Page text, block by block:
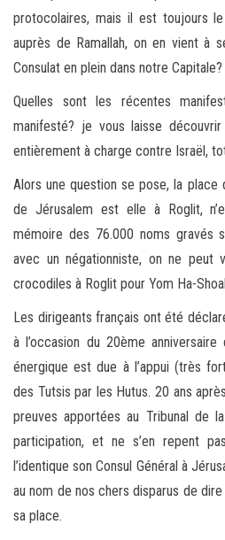
protocolaires, mais il est toujours
auprès de Ramallah, on en vient à
Consulat en plein dans notre Capitale?
Quelles sont les récentes
manifesté? je vous laisse
entièrement à charge contre Israël,
Alors une question se pose, la place
de Jérusalem est elle à Roglit,
mémoire des 76.000 noms gravés
avec un négationniste, on ne peut
crocodiles à Roglit pour Yom Ha-
Les dirigeants français ont été
à l’occasion du 20ème
énergique est due à l’appui (très
des Tutsis par les Hutus. 20 ans
preuves apportées au Tribunal de
participation, et ne s’en repent
l’identique son Consul Général à
au nom de nos chers disparus de dire
sa place.